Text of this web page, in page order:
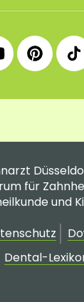
360°
360°
Pinterest
Profil
für
und
Dental-